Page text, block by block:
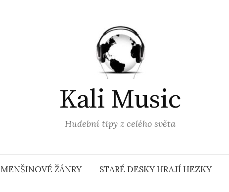
Kali Music
Hudební tipy z celého světa
MENŠINOVÉ ŽÁNRY STARÉ DESKY HRAJÍ HEZKY